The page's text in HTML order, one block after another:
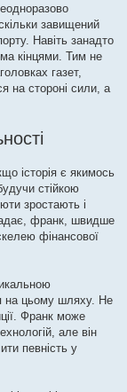
завищений
Навіть занадто
кінцями. Тим не
газет,
на стороні сили, а
історія є якимось
стійкою
зростають і
франк, швидше
фінансової
на цьому шляху. Не
Франк може
але він
певність у